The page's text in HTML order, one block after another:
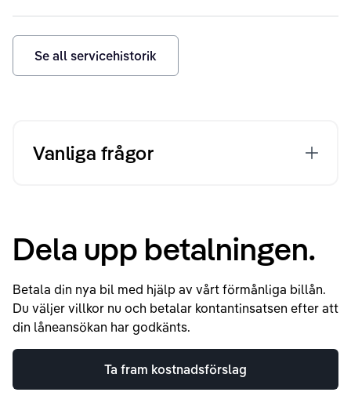
Se all servicehistorik
Vanliga frågor
Dela upp betalningen.
Betala din nya bil med hjälp av vårt förmånliga billån.
Du väljer villkor nu och betalar kontantinsatsen efter att
din låneansökan har godkänts.
Ta fram kostnadsförslag